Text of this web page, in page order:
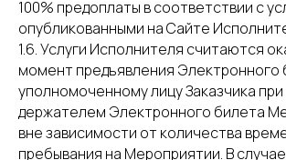
100% предоплаты в соответствии с
опубликованными на Сайте
1.6. Услуги Исполнителя считаются
момент предъявления Электронного
уполномоченному лицу Заказчика
держателем Электронного билета
вне зависимости от количества
пребывания на Мероприятии. В